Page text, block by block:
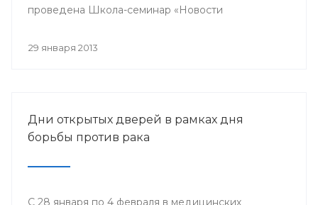
проведена Школа-семинар «Новости
29 января 2013
Дни открытых дверей в рамках дня
борьбы против рака
С 28 января по 4 февраля в медицинских